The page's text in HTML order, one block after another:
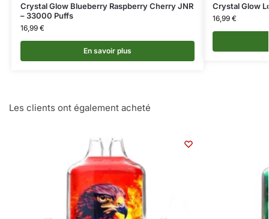
Crystal Glow Blueberry Raspberry Cherry JNR
– 33000 Puffs
16,99 €
En savoir plus
Crystal Glow
16,99 €
Les clients ont également acheté